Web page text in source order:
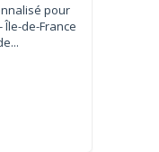
pour
Île-de-France